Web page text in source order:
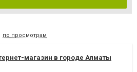
по просмотрам
магазин в городе Алматы